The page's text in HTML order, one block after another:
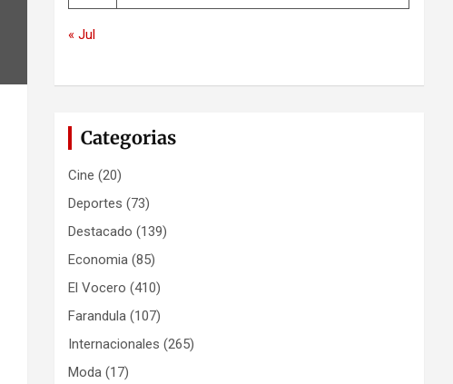
« Jul
Categorias
Cine (20)
Deportes (73)
Destacado (139)
Economia (85)
El Vocero (410)
Farandula (107)
Internacionales (265)
Moda (17)